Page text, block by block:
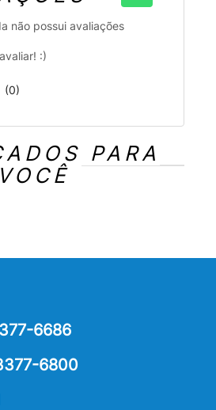
não possui avaliações
:)
(0)
PARA
VOCÊ
6686
6800